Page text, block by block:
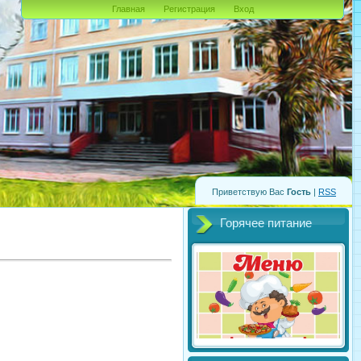
Приветствую Вас Гость | RSS
Главная Регистрация Вход
Горячее питание